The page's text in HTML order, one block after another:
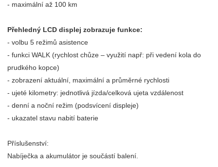
- maximální až 100 km
Přehledný LCD displej zobrazuje funkce:
- volbu 5 režimů asistence
- funkci WALK (rychlost chůze – využití např: při vedení kola do
prudkého kopce)
- zobrazení aktuální, maximální a průměrné rychlosti
- ujeté kilometry: jednotlivá jízda/celková ujeta vzdálenost
- denní a noční režim (podsvícení displeje)
- ukazatel stavu nabití baterie
Příslušenství:
Nabíječka a akumulátor je součástí balení.